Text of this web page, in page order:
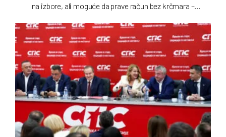
na izbore, ali moguće da prave račun bez krčmara –
rat o odnosu prema naprednjacima